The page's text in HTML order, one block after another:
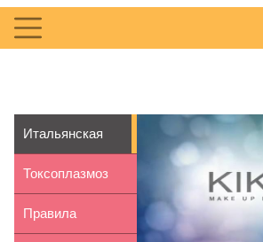
Итальянская
косметика KIKO
Milano
Токсоплазмоз
при
Правила